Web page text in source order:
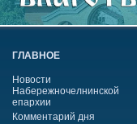
ГЛАВНОЕ
Новости
Набережночелнинской
епархии
Комментарий дня